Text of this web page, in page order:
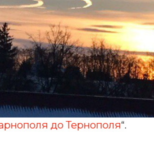
до Тернополя“.